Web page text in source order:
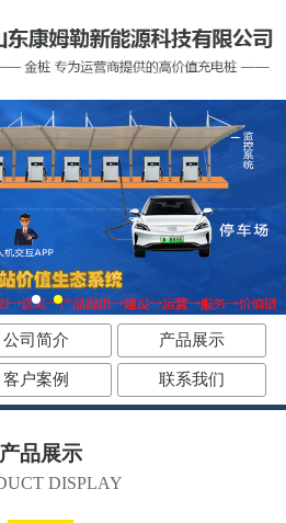
公司简介 产品展示
客户案例 联系我们
产品展示
DISPLAY